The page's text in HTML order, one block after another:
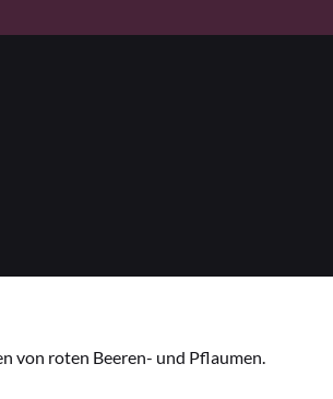
von roten Beeren- und Pflaumen.